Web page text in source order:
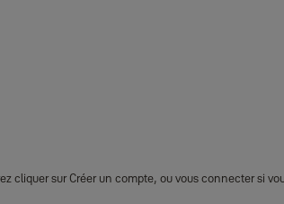
cliquer sur Créer un compte, ou vous connecter si